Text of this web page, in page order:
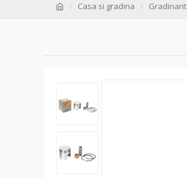
Casa si gradina Gradinarit